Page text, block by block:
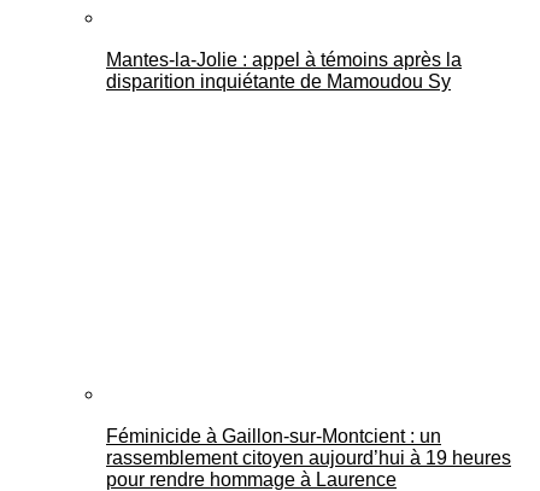
Mantes-la-Jolie : appel à témoins après la
disparition inquiétante de Mamoudou Sy
Féminicide à Gaillon‑sur‑Montcient : un
rassemblement citoyen aujourd’hui à 19 heures
pour rendre hommage à Laurence